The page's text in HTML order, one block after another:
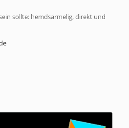
sollte: hemdsärmelig, direkt und